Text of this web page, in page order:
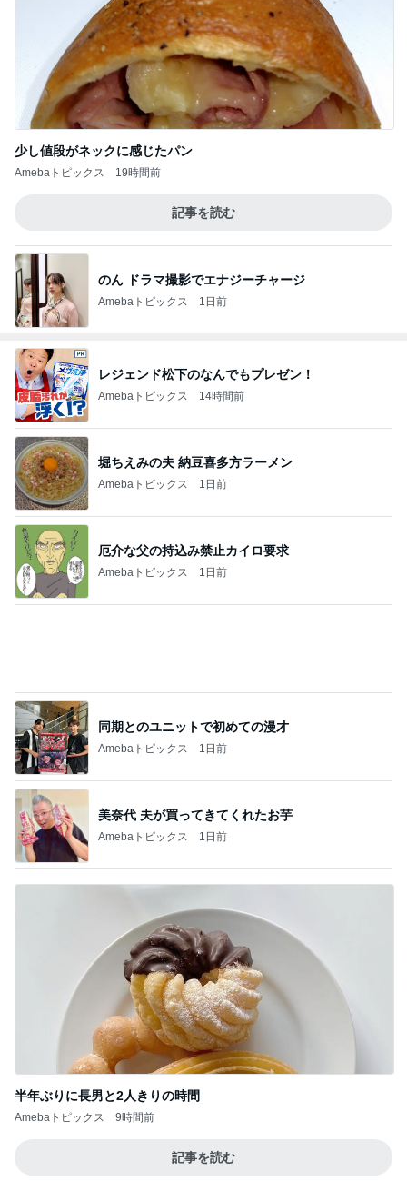
少し値段がネックに感じたパン
Amebaトピックス 19時間前
記事を読む
のん ドラマ撮影でエナジーチャージ
Amebaトピックス 1日前
レジェンド松下のなんでもプレゼン！
Amebaトピックス 14時間前
堀ちえみの夫 納豆喜多方ラーメン
Amebaトピックス 1日前
厄介な父の持込み禁止カイロ要求
Amebaトピックス 1日前
同期とのユニットで初めての漫才
Amebaトピックス 1日前
美奈代 夫が買ってきてくれたお芋
Amebaトピックス 1日前
半年ぶりに長男と2人きりの時間
Amebaトピックス 9時間前
記事を読む